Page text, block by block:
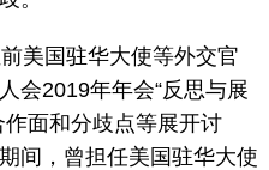
国驻华大使等外交官
会2019年年会“反思与展
面和分歧点等展开讨
间，曾担任美国驻华大使